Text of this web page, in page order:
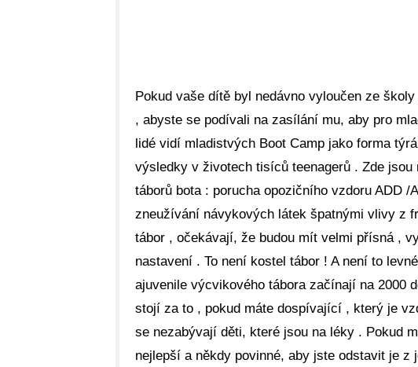
Pokud vaše dítě byl nedávno vyloučen ze
, abyste se podívali na zasílání mu, aby pro
lidé vidí mladistvých Boot Camp jako forma
výsledky v životech tisíců teenagerů . Zde
táborů bota : porucha opozičního vzdoru ADD
zneužívání návykových látek špatnými vlivy z
tábor , očekávají, že budou mít velmi přísná ,
nastavení . To není kostel tábor ! A není to
ajuvenile výcvikového tábora začínají na 2000
stojí za to , pokud máte dospívající , který je
se nezabývají děti, které jsou na léky . Pokud
nejlepší a někdy povinné, aby jste odstavit je